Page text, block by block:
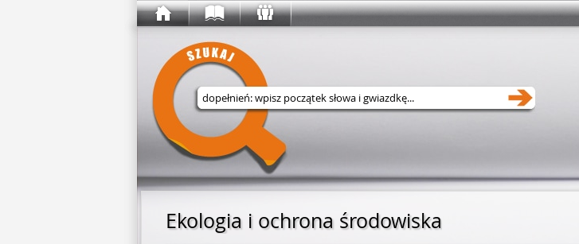
Wyszukaj w serwisie
Ekologia i ochrona środowiska